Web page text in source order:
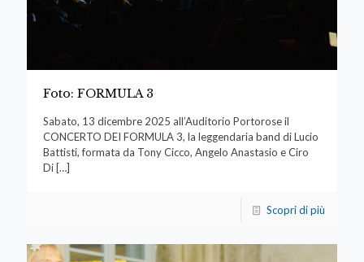
Foto: FORMULA 3
Sabato, 13 dicembre 2025 all’Auditorio Portorose il
CONCERTO DEI FORMULA 3, la leggendaria band di Lucio
Battisti, formata da Tony Cicco, Angelo Anastasio e Ciro
Di […]
Scopri di più